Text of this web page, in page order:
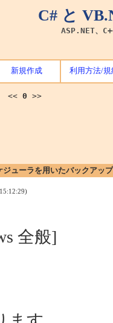
C# と
ASP.NET、
新規作成 利用方法/規
<< 0 >>
ジューラを用いたバックアップ
全般]